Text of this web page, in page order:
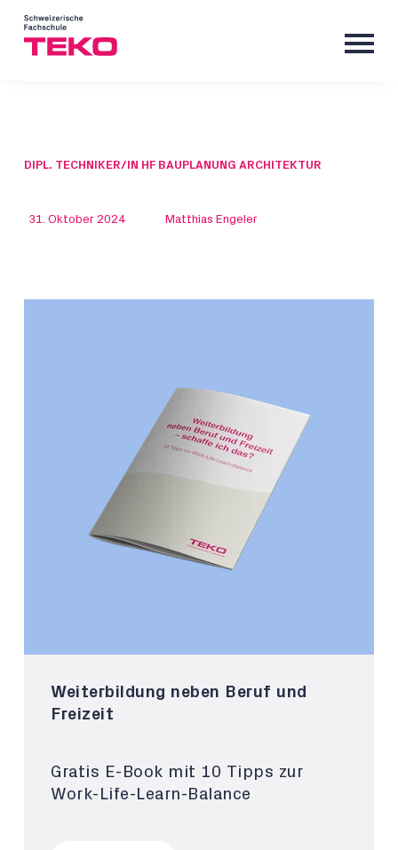
DIPL. TECHNIKER/IN HF BAUPLANUNG ARCHITEKTUR
31. Oktober 2024 Matthias Engeler
Weiterbildung neben Beruf und
Freizeit
Gratis E-Book mit 10 Tipps zur
Work-Life-Learn-Balance